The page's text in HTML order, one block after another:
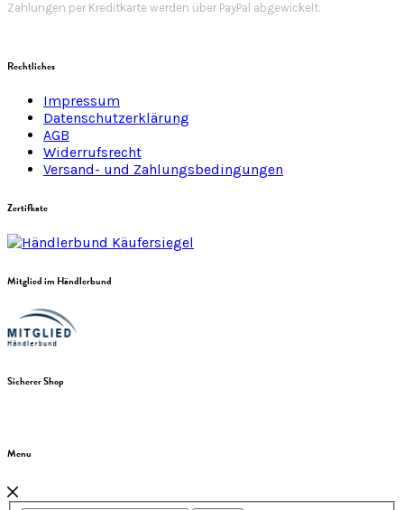
Zahlungen per Kreditkarte werden über PayPal abgewickelt.
Rechtliches
Impressum
Datenschutzerklärung
AGB
Widerrufsrecht
Versand- und Zahlungsbedingungen
Zertifkate
Mitglied im Händlerbund
Sicherer Shop
Menu